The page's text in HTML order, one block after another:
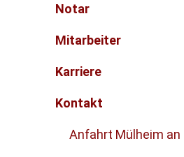
Notar
Mitarbeiter
Karriere
Kontakt
Anfahrt Mülheim an